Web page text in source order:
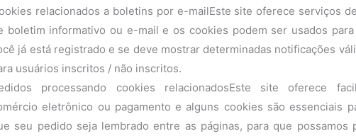
relacionados a boletins por e-mailEste site oferece serviços
boletim informativo ou e-mail e os cookies podem ser usados
já está registrado e se deve mostrar determinadas notificações
usuários inscritos / não inscritos.
processando cookies relacionadosEste site oferece
eletrônico ou pagamento e alguns cookies são essenciais
seu pedido seja lembrado entre as páginas, para que possamos